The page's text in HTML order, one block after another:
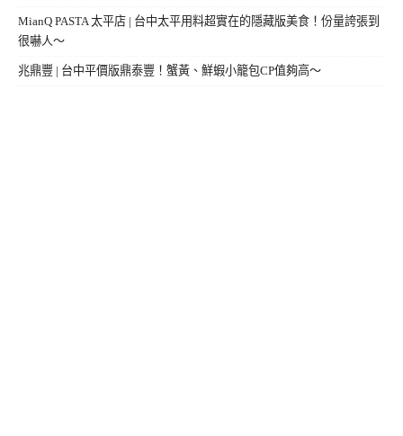
MianQ PASTA 太平店 | 台中太平用料超實在的隱藏版美食！份量誇張到
很嚇人～
兆鼎豐 | 台中平價版鼎泰豐！蟹黃、鮮蝦小籠包CP值夠高～